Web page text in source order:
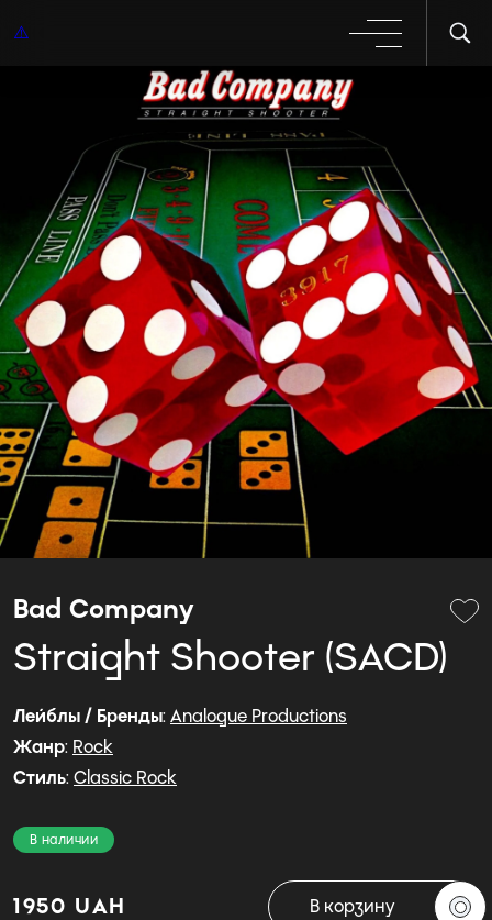
Bad Company
Straight Shooter (SACD)
Лейблы / Бренды: Analogue Productions
Жанр: Rock
Стиль: Classic Rock
В наличии
1950 UAH В корзину